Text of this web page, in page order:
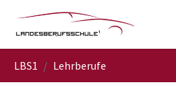
LBS1 Lehrberufe